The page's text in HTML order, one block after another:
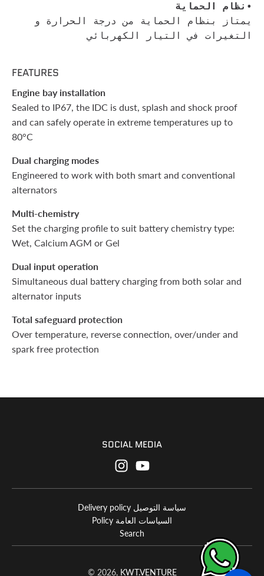
• نظام الحماية
التغيرات في التيار الكهربائي
FEATURES
Engine bay installation
Sealed to IP67, the IDC is dust, splash and shock proof
and can safely operate in extreme temperatures up to
80°C
Dual charging modes
Engineered to work with both smart and conventional
alternators
Multi-chemistry
Set the charging profile to suit battery chemistry type:
Wet, Calcium AGM or Gel
Dual input operation
Simultaneous dual battery charging from both solar and
alternator inputs
Total safeguard protection
Over temperature, reverse connection, over/under and
spark free protection
SOCIAL MEDIA
Delivery policy سياسة التوصيل
Policy السياسات العامة
Search
© 2026, KWT.VENTURE